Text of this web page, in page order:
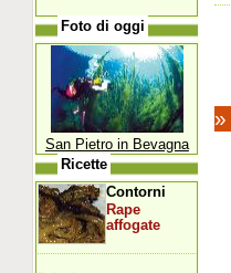
»
Foto di oggi
San Pietro in Bevagna
Ricette
Contorni
Rape
affogate